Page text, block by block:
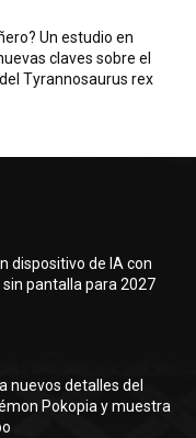
Un estudio en
claves sobre el
Tyrannosaurus rex
dispositivo de IA con
pantalla para 2027
nuevos detalles del
Pokopia y muestra